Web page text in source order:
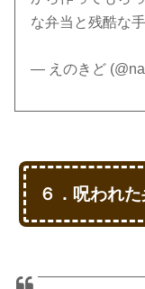
な弁当と残酷な
— えのきど
６．呪われた